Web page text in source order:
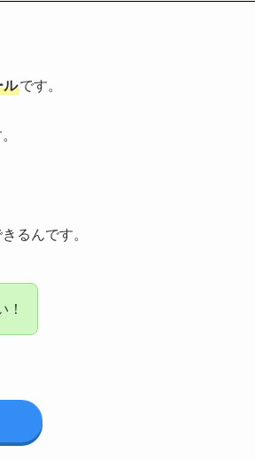
ルです。
るんです。
！